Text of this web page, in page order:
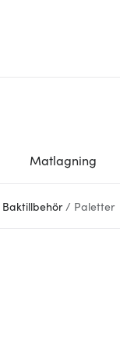
Matlagning
Baktillbehör / Paletter